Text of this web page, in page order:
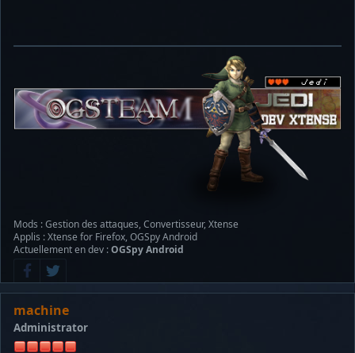
Mods : Gestion des attaques, Convertisseur, Xtense
Applis : Xtense for Firefox, OGSpy Android
Actuellement en dev :OGSpy Android
machine
Administrator